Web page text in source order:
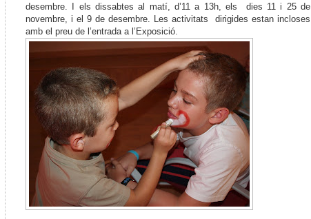
desembre. I els dissabtes al matí, d’11 a 13h, els dies 11 i 25 de
novembre, i el 9 de desembre. Les activitats dirigides estan incloses
amb el preu de l’entrada a l’Exposició.